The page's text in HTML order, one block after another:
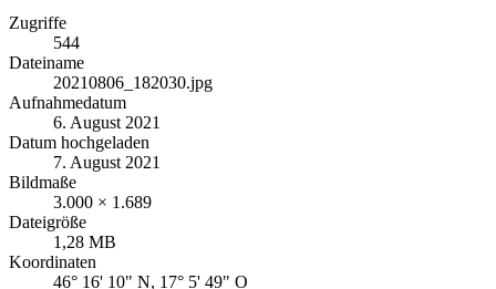
Zugriffe
544
Dateiname
20210806_182030.jpg
Aufnahmedatum
6. August 2021
Datum hochgeladen
7. August 2021
Bildmaße
3.000 × 1.689
Dateigröße
1,28 MB
Koordinaten
46° 16' 10" N, 17° 5' 49" O